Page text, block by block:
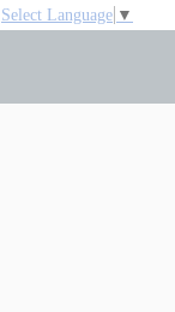
Select Language ▼